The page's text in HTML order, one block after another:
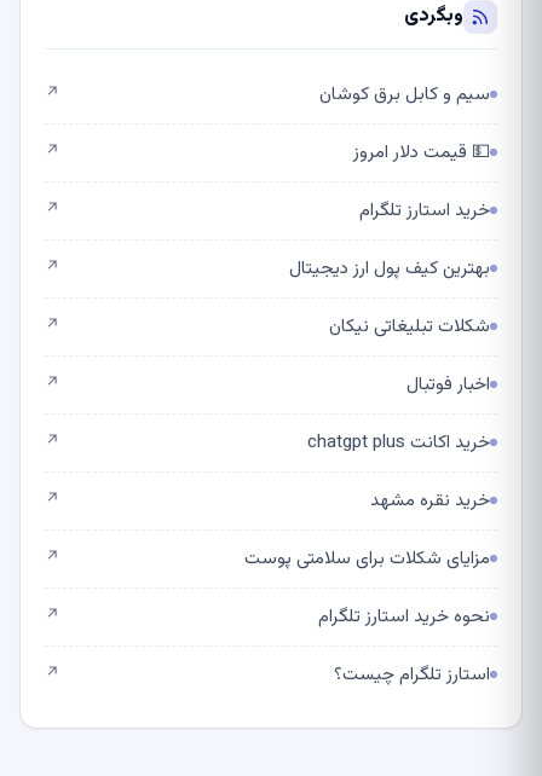
وبگردی
سیم و کابل برق کوشان ↗
💵 قیمت دلار امروز ↗
خرید استارز تلگرام ↗
بهترین کیف پول ارز دیجیتال ↗
شکلات تبلیغاتی نیکان ↗
اخبار فوتبال ↗
خرید اکانت chatgpt plus ↗
خرید نقره مشهد ↗
مزایای شکلات برای سلامتی پوست ↗
نحوه خرید استارز تلگرام ↗
استارز تلگرام چیست؟ ↗